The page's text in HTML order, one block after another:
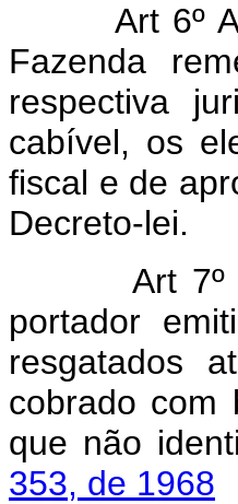
Art 6º
Fazenda
respectiva
cabível, os
fiscal e de
Decreto-lei.
Art
portador
resgatados
cobrado com
que não
353, de 1968